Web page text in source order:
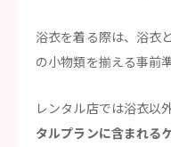
浴衣を着る際は、浴衣
の小物類を揃える事前
レンタル店では浴衣以
タルプランに含まれる